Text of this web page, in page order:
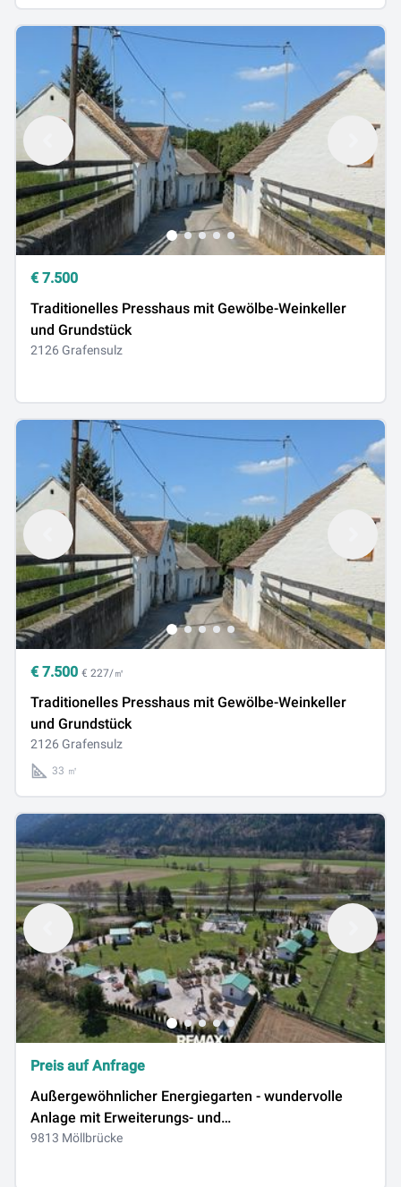
€ 7.500
Traditionelles Presshaus mit Gewölbe-Weinkeller
und Grundstück
2126 Grafensulz
€ 7.500 € 227/㎡
Traditionelles Presshaus mit Gewölbe-Weinkeller
und Grundstück
2126 Grafensulz
33 ㎡
Preis auf Anfrage
Außergewöhnlicher Energiegarten - wundervolle
Anlage mit Erweiterungs- und
Umwidmungsmöglichkeit in Bauland
9813 Möllbrücke